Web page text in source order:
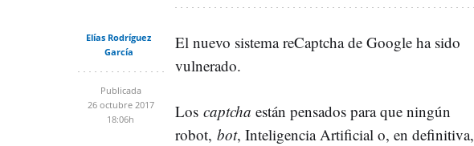
Elías Rodríguez
García
Publicada
26 octubre 2017
18:06h
El nuevo sistema reCaptcha de Google ha sido
vulnerado.
Los captcha están pensados para que ningún
robot, bot, Inteligencia Artificial o, en definitiva,